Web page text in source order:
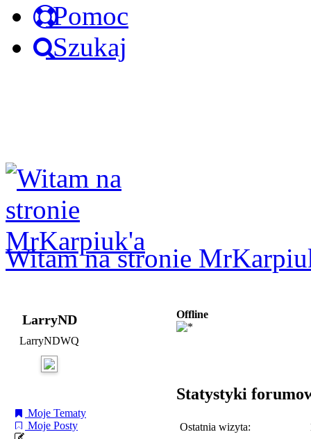
Pomoc
Szukaj
Witam na stronie
LarryND
LarryNDWQ
Moje Tematy
Moje Posty
Offline
Statystyki
Ostatnia wizyta: